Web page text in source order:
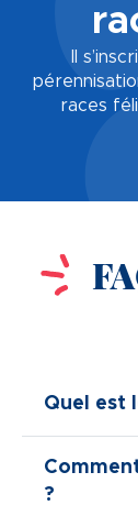
Il
races
Quel est
?